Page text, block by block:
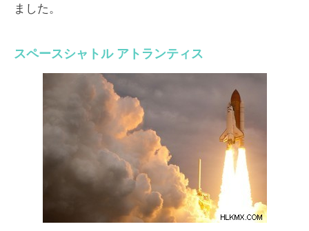
ました。
スペースシャトル アトランティス